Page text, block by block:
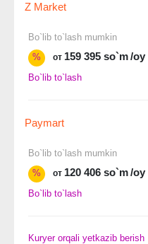
Z Market
Bo`lib to`lash mumkin
%
от 159 395 so`m/oy
Bo`lib to`lash
Paymart
Bo`lib to`lash mumkin
%
от 120 406 so`m/oy
Bo`lib to`lash
Kuryer orqali yetkazib berish